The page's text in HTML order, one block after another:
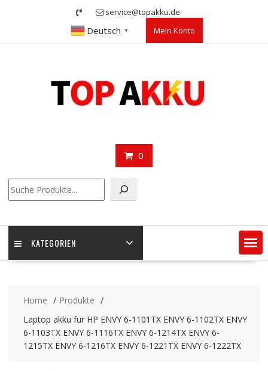
service@topakku.de
Deutsch ▼ Mein Konto
0
KATEGORIEN
Home
Produkte
Laptop akku für HP ENVY 6-1101TX ENVY 6-1102TX ENVY
6-1103TX ENVY 6-1116TX ENVY 6-1214TX ENVY 6-
1215TX ENVY 6-1216TX ENVY 6-1221TX ENVY 6-1222TX